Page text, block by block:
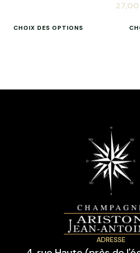
CHOIX DES OPTIONS
27,00
ADRESSE